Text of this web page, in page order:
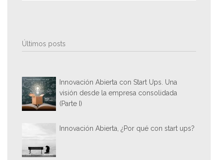
Últimos posts
Innovación Abierta con Start Ups. Una
visión desde la empresa consolidada
(Parte I)
Innovación Abierta, ¿Por qué con start ups?